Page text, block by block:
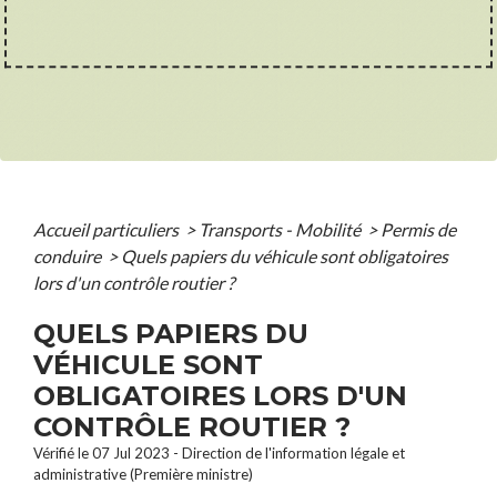
Accueil particuliers > Transports - Mobilité > Permis de
conduire > Quels papiers du véhicule sont obligatoires
lors d'un contrôle routier ?
QUELS PAPIERS DU
VÉHICULE SONT
OBLIGATOIRES LORS D'UN
CONTRÔLE ROUTIER ?
Vérifié le 07 Jul 2023 - Direction de l'information légale et
administrative (Première ministre)